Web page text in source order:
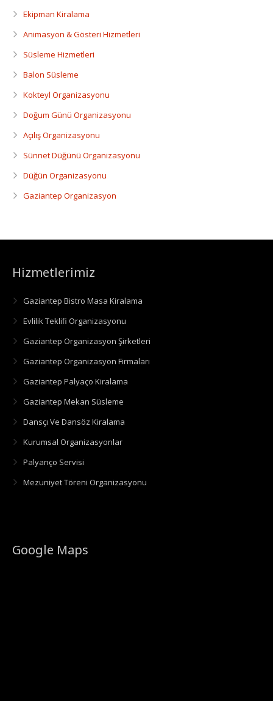
Ekipman Kiralama
Animasyon & Gösteri Hizmetleri
Süsleme Hizmetleri
Balon Süsleme
Kokteyl Organizasyonu
Doğum Günü Organizasyonu
Açılış Organizasyonu
Sünnet Düğünü Organizasyonu
Düğün Organizasyonu
Gaziantep Organizasyon
Hizmetlerimiz
Gaziantep Bistro Masa Kiralama
Evlilik Teklifi Organizasyonu
Gaziantep Organizasyon Şirketleri
Gaziantep Organizasyon Firmaları
Gaziantep Palyaço Kiralama
Gaziantep Mekan Süsleme
Dansçı Ve Dansöz Kiralama
Kurumsal Organizasyonlar
Palyanço Servisi
Mezuniyet Töreni Organizasyonu
Google Maps